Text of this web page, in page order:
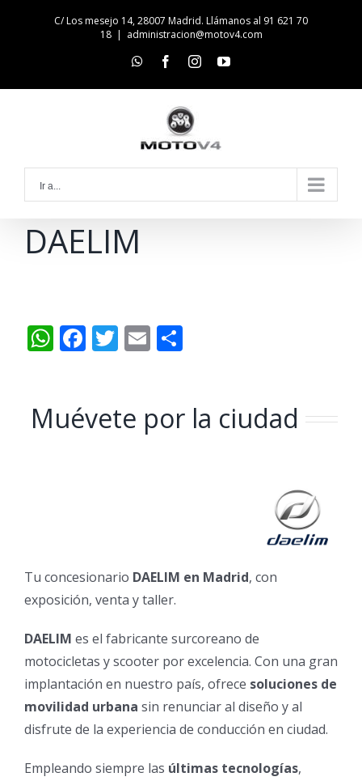
C/ Los mesejo 14, 28007 Madrid. Llámanos al 91 621 70
18 | administracion@motov4.com
whatsappfacebookinstagramyoutube
Ir a...
DAELIM
WhatsApp
Facebook
Twitter
Email
Muévete por la ciudad
Tu concesionario DAELIM en Madrid, con
exposición, venta y taller.
DAELIM es el fabricante surcoreano de
motocicletas y scooter por excelencia. Con una gran
implantación en nuestro país, ofrece soluciones de
movilidad urbana sin renunciar al diseño y al
disfrute de la experiencia de conducción en ciudad.
Empleando siempre las últimas tecnologías,